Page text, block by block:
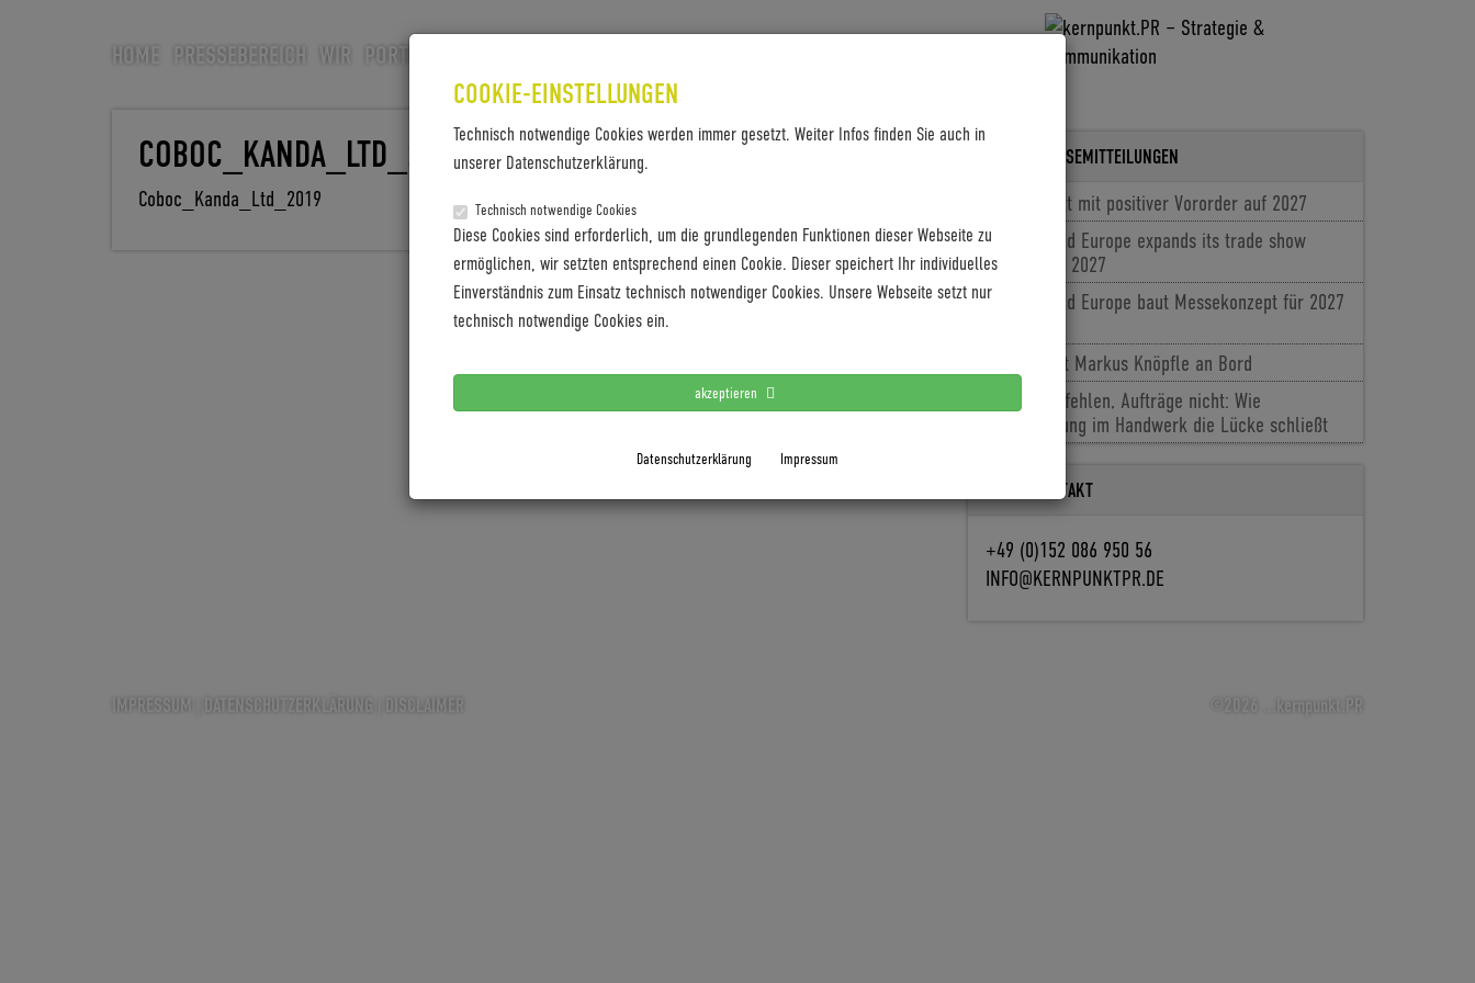
COOKIE-EINSTELLUNGEN
Technisch notwendige Cookies werden immer gesetzt. Weiter Infos finden Sie auch in
unserer Datenschutzerklärung.
Technisch notwendige Cookies
Diese Cookies sind erforderlich, um die grundlegenden Funktionen dieser Webseite zu
ermöglichen, wir setzten entsprechend einen Cookie. Dieser speichert Ihr individuelles
Einverständnis zum Einsatz technisch notwendiger Cookies. Unsere Webseite setzt nur
technisch notwendige Cookies ein.
akzeptieren
Datenschutzerklärung Impressum
HOME PRESSEBEREICH WIR PORTFOLIO
COBOC_KANDA_LTD_2019
Coboc_Kanda_Ltd_2019
LETZTE PRESSEMITTEILUNGEN
Coboc blickt mit positiver Vororder auf 2027
Cyclingworld Europe expands its trade show
concept for 2027
Cyclingworld Europe baut Messekonzept für 2027
Baldiso holt Markus Knöpfle an Bord
Fachkräfte fehlen, Aufträge nicht: Wie
Digitalisierung im Handwerk die Lücke schließt
PRESSEKONTAKT
+49 (0)152 086 950 56
INFO@KERNPUNKTPR.DE
IMPRESSUM DATENSCHUTZERKLÄRUNG DISCLAIMER ©2026 ...kernpunkt.PR